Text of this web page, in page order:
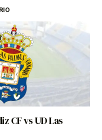
CF vs UD Las